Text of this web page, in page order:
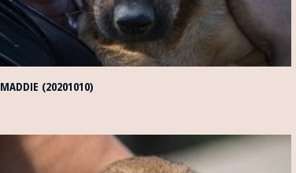
MADDIE (20201010)